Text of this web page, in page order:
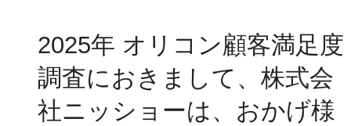
2025年 オリコン顧客満足度
調査におきまして、株式会
社ニッショーは、おかげ様